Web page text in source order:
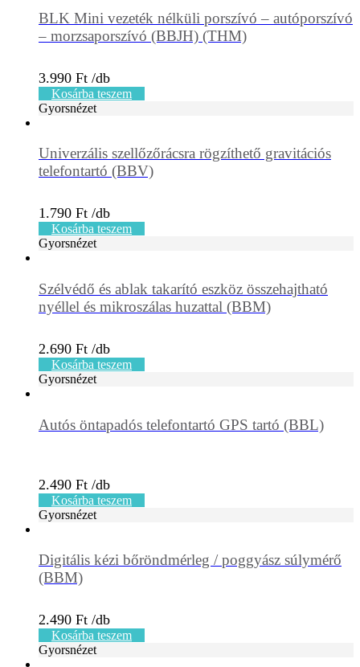
BLK Mini vezeték nélküli porszívó – autóporszívó
– morzsaporszívó (BBJH) (THM)
3.990 Ft
Kosárba teszem
Gyorsnézet
Univerzális szellőzőrácsra rögzíthető gravitációs
telefontartó (BBV)
1.790 Ft
Kosárba teszem
Gyorsnézet
Szélvédő és ablak takarító eszköz összehajtható
nyéllel és mikroszálas huzattal (BBM)
2.690 Ft
Kosárba teszem
Gyorsnézet
Autós öntapadós telefontartó GPS tartó (BBL)
2.490 Ft
Kosárba teszem
Gyorsnézet
Digitális kézi bőröndmérleg / poggyász súlymérő
(BBM)
2.490 Ft
Kosárba teszem
Gyorsnézet